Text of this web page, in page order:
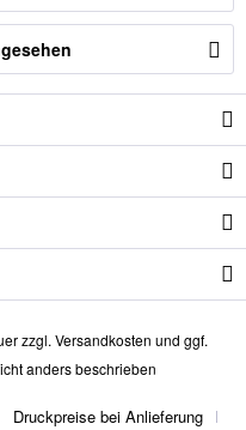
zzgl. Versandkosten und ggf.
anders beschrieben
Druckpreise bei Anlieferung